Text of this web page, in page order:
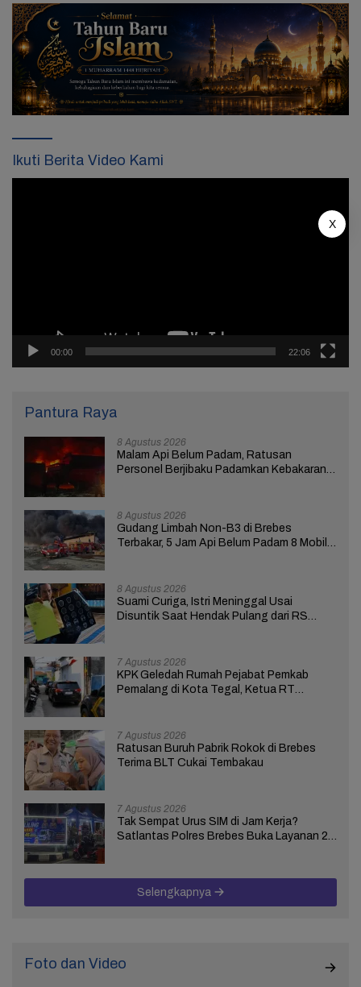
Ikuti Berita Video Kami
00:00 22:06
Pantura Raya
8 Agustus 2026
Malam Api Belum Padam, Ratusan
Personel Berjibaku Padamkan Kebakaran
8 Agustus 2026
Gudang Limbah Non-B3 di Brebes
Terbakar, 5 Jam Api Belum Padam 8 Mobil
8 Agustus 2026
Suami Curiga, Istri Meninggal Usai
Disuntik Saat Hendak Pulang dari RS
7 Agustus 2026
KPK Geledah Rumah Pejabat Pemkab
Pemalang di Kota Tegal, Ketua RT
7 Agustus 2026
Ratusan Buruh Pabrik Rokok di Brebes
Terima BLT Cukai Tembakau
7 Agustus 2026
Tak Sempat Urus SIM di Jam Kerja?
Satlantas Polres Brebes Buka Layanan 24
Selengkapnya
Foto dan Video
X